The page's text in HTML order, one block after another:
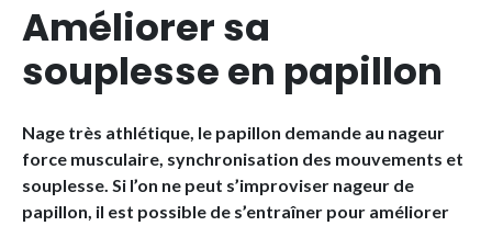
Améliorer sa
souplesse en papillon
Nage très athlétique, le papillon demande au nageur
force musculaire, synchronisation des mouvements et
souplesse. Si l’on ne peut s’improviser nageur de
papillon, il est possible de s’entraîner pour améliorer